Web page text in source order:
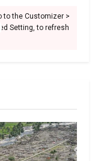
to the Customizer >
Setting, to refresh